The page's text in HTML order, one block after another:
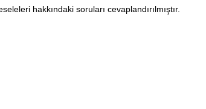
hakkındaki soruları cevaplandırılmıştır.